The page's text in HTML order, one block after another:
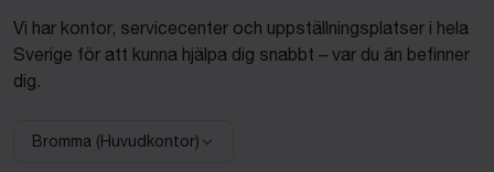
Vi har kontor, servicecenter och uppställningsplatser i hela
Sverige för att kunna hjälpa dig snabbt – var du än befinner
dig.
Välj anläggning:
Bromma (Huvudkontor)